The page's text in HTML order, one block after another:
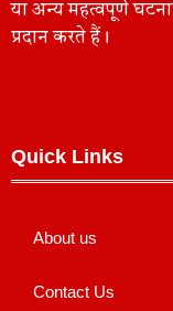
या अन्य महत्वपूर्ण
प्रदान करते हैं।
Quick Links
About us
Contact Us